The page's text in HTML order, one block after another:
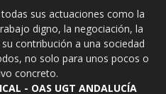
sus actuaciones como la
digno, la negociación, la
contribución a una sociedad
no solo para unos pocos o
concreto.
- OAS UGT ANDALUCÍA